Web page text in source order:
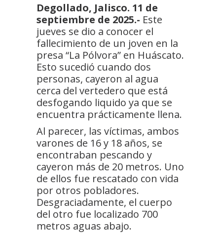
Degollado, Jalisco. 11 de
septiembre de 2025.- Este
jueves se dio a conocer el
fallecimiento de un joven en la
presa “La Pólvora” en Huáscato.
Esto sucedió cuando dos
personas, cayeron al agua
cerca del vertedero que está
desfogando liquido ya que se
encuentra prácticamente llena.
Al parecer, las víctimas, ambos
varones de 16 y 18 años, se
encontraban pescando y
cayeron más de 20 metros. Uno
de ellos fue rescatado con vida
por otros pobladores.
Desgraciadamente, el cuerpo
del otro fue localizado 700
metros aguas abajo.